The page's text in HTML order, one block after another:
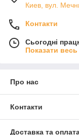
Киев, вул.
Контакти
Сьогодні
Показати
Про нас
Контакти
Доставка та